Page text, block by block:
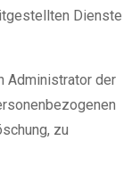
Dienste
Administrator der
zu